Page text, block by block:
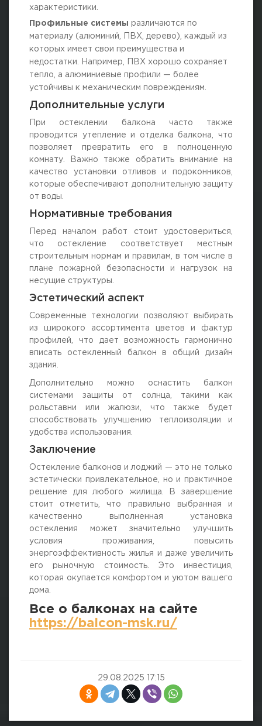
характеристики.
Профильные системы
различаются по
материалу (алюминий, ПВХ, дерево), каждый из
которых имеет свои преимущества и
недостатки. Например, ПВХ хорошо сохраняет
тепло, а алюминиевые профили — более
устойчивы к механическим повреждениям.
Дополнительные услуги
При остеклении балкона часто также
проводится утепление и отделка балкона, что
позволяет превратить его в полноценную
комнату. Важно также обратить внимание на
качество установки отливов и подоконников,
которые обеспечивают дополнительную защиту
от воды.
Нормативные требования
Перед началом работ стоит удостовериться,
что остекление соответствует местным
строительным нормам и правилам, в том числе в
плане пожарной безопасности и нагрузок на
несущие структуры.
Эстетический аспект
Современные технологии позволяют выбирать
из широкого ассортимента цветов и фактур
профилей, что дает возможность гармонично
вписать остекленный балкон в общий дизайн
здания.
Дополнительно можно оснастить балкон
системами защиты от солнца, такими как
рольставни или жалюзи, что также будет
способствовать улучшению теплоизоляции и
удобства использования.
Заключение
Остекление балконов и лоджий — это не только
эстетически привлекательное, но и практичное
решение для любого жилища. В завершение
стоит отметить, что правильно выбранная и
качественно выполненная установка
остекления может значительно улучшить
условия проживания, повысить
энергоэффективность жилья и даже увеличить
его рыночную стоимость. Это инвестиция,
которая окупается комфортом и уютом вашего
дома.
Все о балконах на сайте
https://balcon-msk.ru/
29.08.2025 17:15